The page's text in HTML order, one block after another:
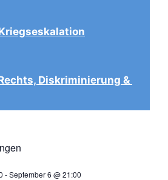
Diskriminierung &
-September 6 @ 21:00